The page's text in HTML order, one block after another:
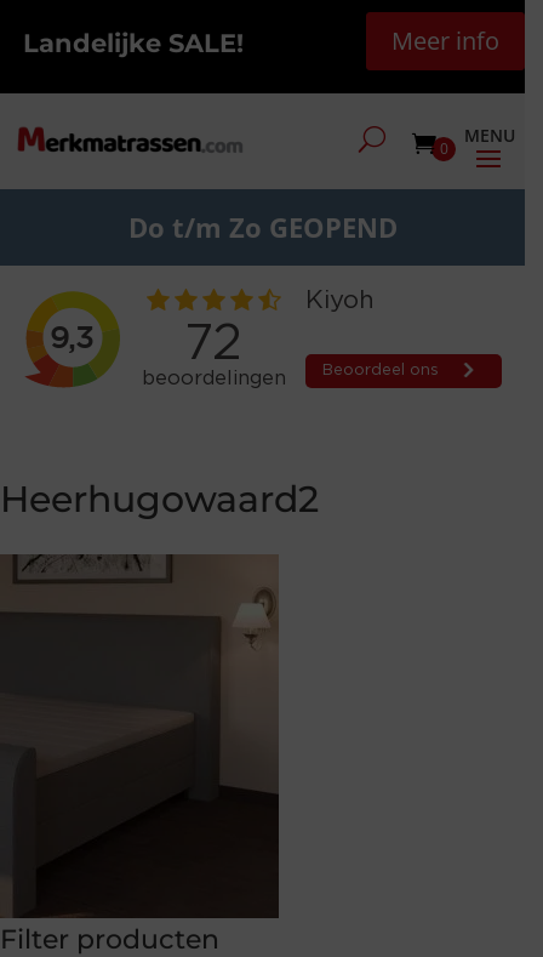
Landelijke SALE! Meer info
0
Do t/m Zo GEOPEND
Heerhugowaard2
Filter producten